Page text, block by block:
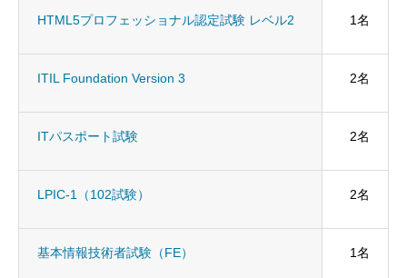
環境を知る Environment
人事制度
社内勉強会
HTML5プロフェッショナル認定試験 レベル2 1名
ITIL Foundation Version 3 2名
ITパスポート試験 2名
LPIC-1（102試験） 2名
基本情報技術者試験（FE） 1名